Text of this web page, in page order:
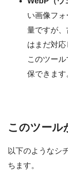
い画像フ
量ですが
はまだ対応
このツー
保できます
このツール
以下のようなシ
ちます。